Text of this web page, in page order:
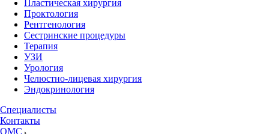
Пластическая хирургия
Проктология
Рентгенология
Сестринские процедуры
Терапия
УЗИ
Урология
Челюстно-лицевая хирургия
Эндокринология
Специалисты
Контакты
ОМС